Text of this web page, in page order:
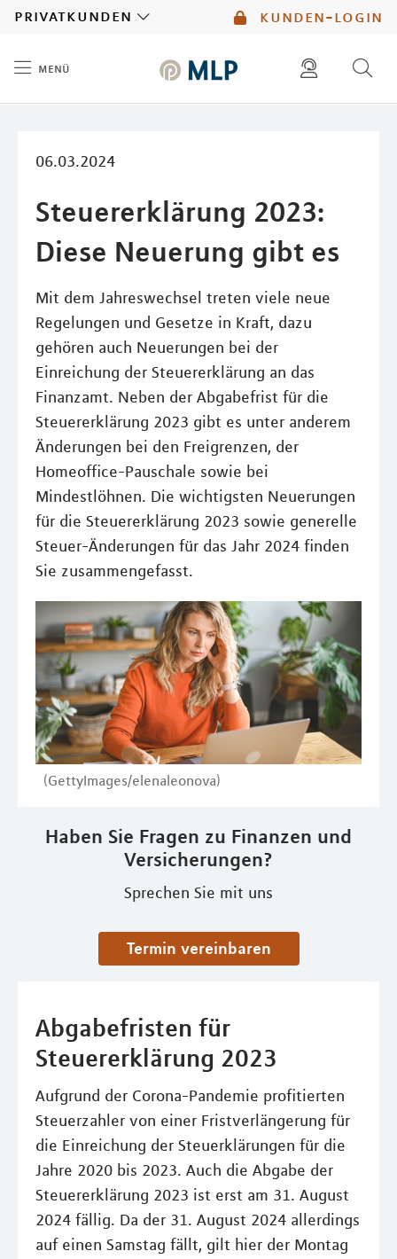
kunden-login
privatkunden
menü
06.03.2024
Steuererklärung 2023:
Diese Neuerung gibt es
Mit dem Jahreswechsel treten viele neue
Regelungen und Gesetze in Kraft, dazu
gehören auch Neuerungen bei der
Einreichung der Steuererklärung an das
Finanzamt. Neben der Abgabefrist für die
Steuererklärung 2023 gibt es unter anderem
Änderungen bei den Freigrenzen, der
Homeoffice-Pauschale sowie bei
Mindestlöhnen. Die wichtigsten Neuerungen
für die Steuererklärung 2023 sowie generelle
Steuer-Änderungen für das Jahr 2024 finden
Sie zusammengefasst.
(GettyImages/elenaleonova)
Haben Sie Fragen zu Finanzen und
Versicherungen?
Sprechen Sie mit uns
Termin vereinbaren
Abgabefristen für
Steuererklärung 2023
Aufgrund der Corona-Pandemie profitierten
Steuerzahler von einer Fristverlängerung für
die Einreichung der Steuerklärungen für die
Jahre 2020 bis 2023. Auch die Abgabe der
Steuererklärung 2023 ist erst am 31. August
2024 fällig. Da der 31. August 2024 allerdings
auf einen Samstag fällt, gilt hier der Montag